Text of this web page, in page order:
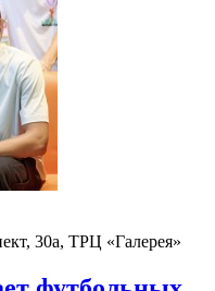
30а, ТРЦ «Галерея»